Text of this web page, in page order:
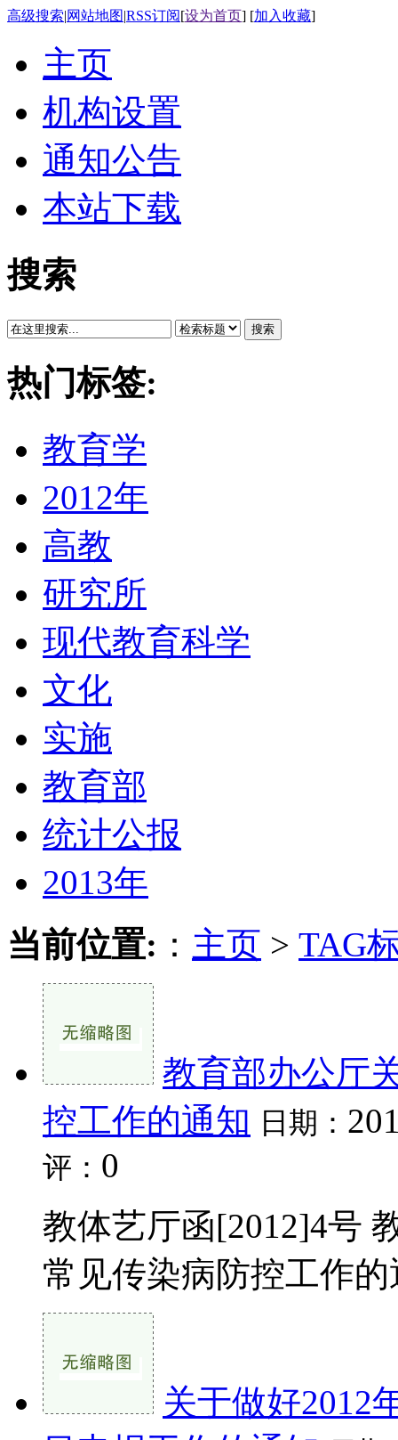
高级搜索|网站地图|RSS订阅[设为首页] [加入收藏]
主页
机构设置
通知公告
本站下载
搜索
搜索
热门标签:
教育学
2012年
高教
研究所
现代教育科学
文化
实施
教育部
统计公报
2013年
当前位置: ： 主页 > TAG
教育部办公厅
控工作的通知 日期：
评： 0
教体艺厅函[2012]4号
常见传染病防控工作的
关于做好2012